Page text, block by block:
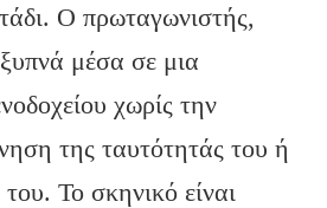
Ο πρωταγωνιστής,
μέσα σε μια
χωρίς την
της ταυτότητάς του ή
Το σκηνικό είναι